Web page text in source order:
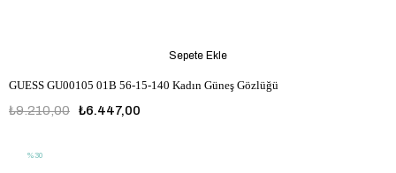
GUESS GU00105 01B 56-15-140 Kadın Güneş Gözlüğü
₺6.447,00
₺9.210,00
Sepete Ekle
%30